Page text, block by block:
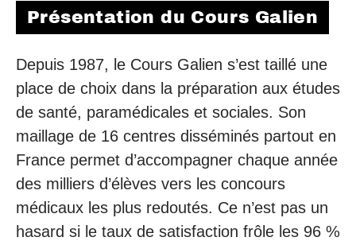
Présentation du Cours Galien
Depuis 1987, le Cours Galien s’est taillé une
place de choix dans la préparation aux études
de santé, paramédicales et sociales. Son
maillage de 16 centres disséminés partout en
France permet d’accompagner chaque année
des milliers d’élèves vers les concours
médicaux les plus redoutés. Ce n’est pas un
hasard si le taux de satisfaction frôle les 96 %